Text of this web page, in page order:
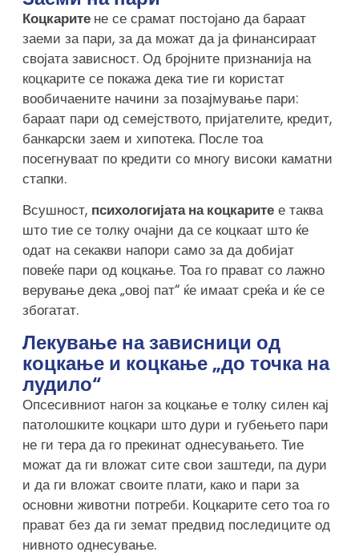
Коцкарите не се срамат постојано да бараат
заеми за пари, за да можат да ја финансираат
својата зависност. Од бројните признанија на
коцкарите се покажа дека тие ги користат
вообичаените начини за позајмување пари:
бараат пари од семејството, пријателите, кредит,
банкарски заем и хипотека. После тоа
посегнуваат по кредити со многу високи каматни
стапки.
Всушност, психологијата на коцкаритее таква
што тие се толку очајни да се коцкаат што ќе
одат на секакви напори само за да добијат
повеќе пари од коцкање. Тоа го прават со лажно
верување дека „овој пат“ ќе имаат среќа и ќе се
збогатат.
Лекување на зависници од
коцкање и коцкање „до точка на
лудило“
Опсесивниот нагон за коцкање е толку силен кај
патолошките коцкари што дури и губењето пари
не ги тера да го прекинат однесувањето. Тие
можат да ги вложат сите свои заштеди, па дури
и да ги вложат своите плати, како и пари за
основни животни потреби. Коцкарите сето тоа го
прават без да ги земат предвид последиците од
нивното однесување.